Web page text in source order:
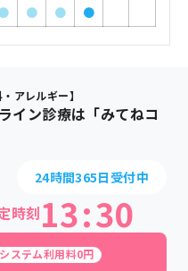
● ● ●
アレルギー】
イン診療は「みてねコ
24時間365日受付中
時刻13:30
システム利用料0円